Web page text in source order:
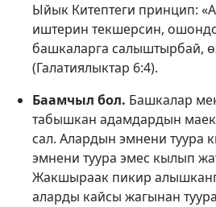
Ыйык Китептеги принцип:
иштерин текшерсин,
башкаларга салыштырбай,
(Галатиялыктар 6:4).
Баамчыл бол. Башкалар
табышкан адамдардын
сал. Алардын эмнени туура
эмнени туура эмес кылып
Жакшыраак пикир
аларды кайсы жагынан